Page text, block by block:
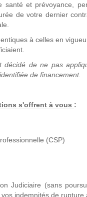
santé et prévoyance,
de votre dernier
à celles en
décidé de ne pas
de financement.
s'offrent à vous :
(CSP)
Judiciaire (sans
indemnités de rupture